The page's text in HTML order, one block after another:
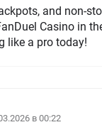
and non-
Casino in
like a pro today!
в 00:22